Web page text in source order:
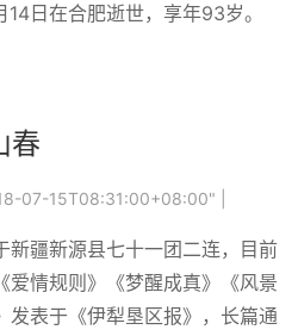
日在合肥逝世，享年93岁。
春
07-15T08:31:00+08:00" |
新疆新源县七十一团二连，目前
爱情规则》《梦醒成真》《风景
发表于《伊犁垦区报》，长篇通